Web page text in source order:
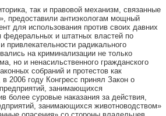
так и правовой механизм, связанные
предоставили антиэкологам мощный
для использования против своих давних
федеральных и штатных властей по
привлекательности радикального
на криминализации не только
но и ненасильственного гражданского
собраний и протестов как
2006 году Конгресс принял Закон о
занимающихся
более суровые наказания за действия,
занимающихся животноводством»